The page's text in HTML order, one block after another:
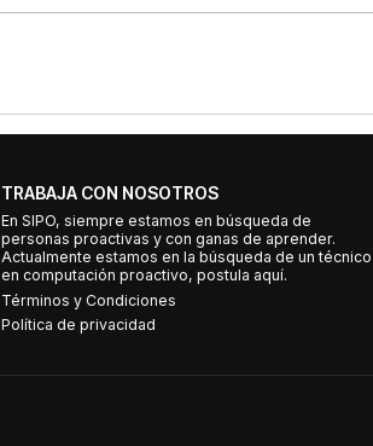
TRABAJA CON NOSOTROS
En SIPO, siempre estamos en búsqueda de
personas proactivas y con ganas de aprender.
Actualmente estamos en la búsqueda de un técnico
en computación proactivo, postula aquí.
Términos y Condiciones
Política de privacidad